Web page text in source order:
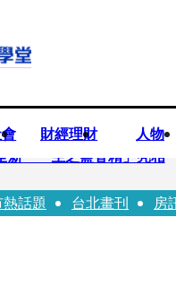
財經理財 人物
新「一生之鹽香精」亮相
園八旬翁毆妻致死檢聲押
熱話題 台北畫刊 房